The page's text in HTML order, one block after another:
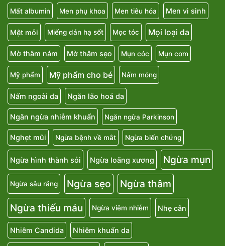
Mất albumin Men phụ khoa Men tiêu hóa Men vi sinh
Mệt mỏi Miếng dán hạ sốt Mọc tóc Mọi loại da
Mờ thâm nám Mờ thâm sẹo Mụn cóc Mụn cơm
Mỹ phẩm Mỹ phẩm cho bé Nấm móng
Nấm ngoài da Ngăn lão hoá da
Ngăn ngừa nhiễm khuẩn Ngăn ngừa Parkinson
Nghẹt mũi Ngừa bệnh về mắt Ngừa biến chứng
Ngừa hình thành sỏi Ngừa loãng xương Ngừa mụn
Ngừa sâu răng Ngừa sẹo
Ngừa thâm
Ngừa thiếu máu
Ngừa viêm nhiễm Nhẹ cân
Nhiễm Candida Nhiễm khuẩn da